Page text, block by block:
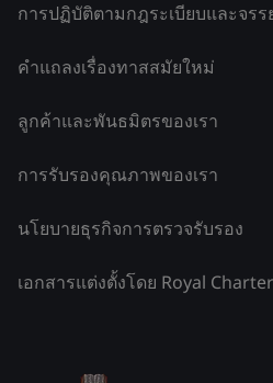
การปฏิบัติตามกฎระเบียบและจร
คำแถลงเรื่องทาสสมัยใหม่
ลูกค้าและพันธมิตรของเรา
การรับรองคุณภาพของเรา
นโยบายธุรกิจการตรวจรับรอง
เอกสารแต่งตั้งโดย Royal